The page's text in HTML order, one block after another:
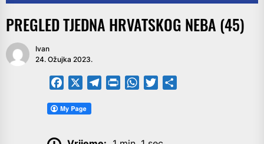
PREGLED TJEDNA HRVATSKOG NEBA (45)
Ivan
24. Ožujka 2023.
Facebook TelegramPrintFriendly
WhatsApp
Twitter